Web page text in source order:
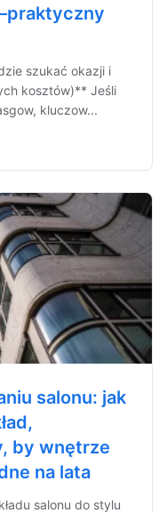
szukać okazji i
kosztów)** Jeśli
kluczow...
salonu: jak
by wnętrze
na lata
salonu do stylu